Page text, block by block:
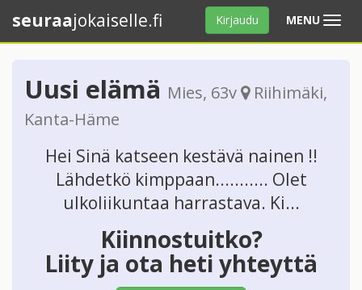
MENU Avaa
valikko
seuraajokaiselle.fi Kirjaudu
Uusi elämä Mies, 63v Riihimäki,
Kanta-Häme
Hei Sinä katseen kestävä nainen !!
Lähdetkö kimppaan........... Olet
ulkoliikuntaa harrastava. Ki...
Kiinnostuitko?
Liity ja ota heti yhteyttä